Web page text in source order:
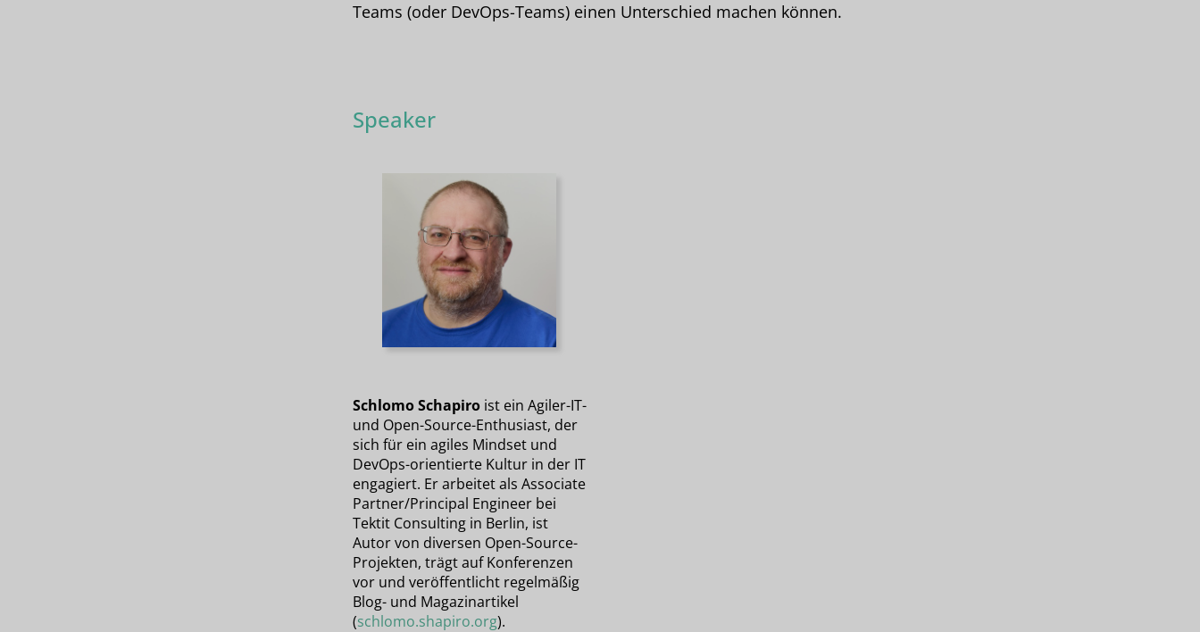
Teams (oder DevOps-Teams) einen Unterschied machen können.
Speaker
Schlomo Schapiroist ein Agiler-IT-
und Open-Source-Enthusiast, der
sich für ein agiles Mindset und
DevOps-orientierte Kultur in der IT
engagiert. Er arbeitet als Associate
Partner/Principal Engineer bei
Tektit Consulting in Berlin, ist
Autor von diversen Open-Source-
Projekten, trägt auf Konferenzen
vor und veröffentlicht regelmäßig
Blog- und Magazinartikel
(schlomo.shapiro.org).